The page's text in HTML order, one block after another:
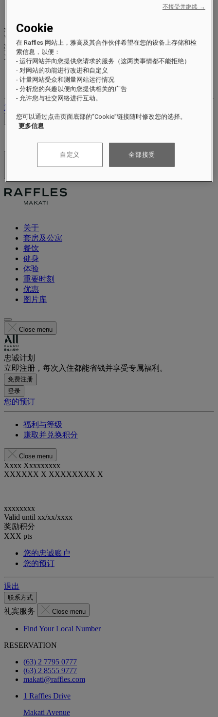
xxxxxxxx
Valid until
xx/xx/xxxx
奖励积分
XXXpts
您的忠诚账户
您的预订
退出
查看价格
关于
套房及公寓
餐饮
健身
体验
重要时刻
优惠
图片库
Close menu
忠诚计划
立即注册，每次入住都能省钱并享受专属福利。
免费注册
登录
您的预订
福利与等级
赚取并兑换积分
Close menu
Xxxx Xxxxxxxxx
XXXXXX X XXXXXXXX X
xxxxxxxx
Valid until xx/xx/xxxx
奖励积分
XXX pts
您的忠诚账户
您的预订
退出
联系方式
礼宾服务 Close menu
Find Your Local Number
RESERVATION
(63) 2 7795 0777
(63) 2 8555 9777
makati@raffles.com
1 Raffles Drive
Makati Avenue
Cookie
在 Raffles 网站上，雅高及其合作伙伴希望在您的设备上存储和检
索信息，以便：
- 运行网站并向您提供您请求的服务（这两类事情都不能拒绝）
- 对网站的功能进行改进和自定义
- 计量网站受众和测量网站运行情况
- 分析您的兴趣以便向您提供相关的广告
- 允许您与社交网络进行互动。
您可以通过点击页面底部的“Cookie”链接随时修改您的选择。
更多信息
自定义 全部接受
不接受并继续 →